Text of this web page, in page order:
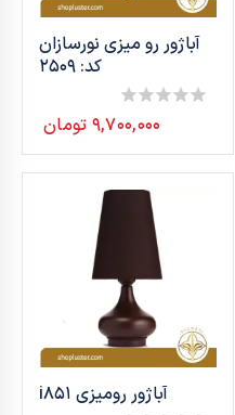
آباژور رو میزی نورسازان
کد: 2509
0
۹,۷۰۰,۰۰۰ تومان
آباژور رومیزی i851